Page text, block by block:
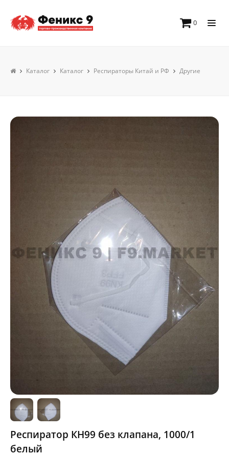
0
Каталог Каталог Респираторы Китай и РФ Другие
Респиратор КН99 без клапана, 1000/1
белый